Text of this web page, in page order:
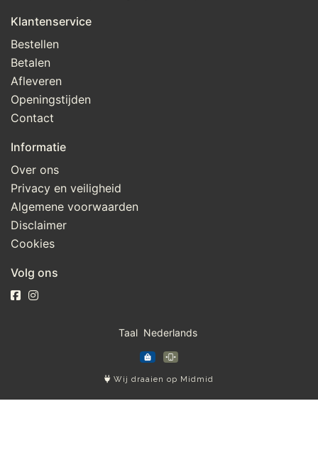
Klantenservice
Bestellen
Betalen
Afleveren
Openingstijden
Contact
Informatie
Over ons
Privacy en veiligheid
Algemene voorwaarden
Disclaimer
Cookies
Volg ons
Taal
Wij draaien op Midmid